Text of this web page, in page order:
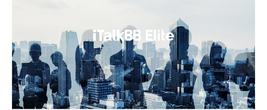
建筑装修